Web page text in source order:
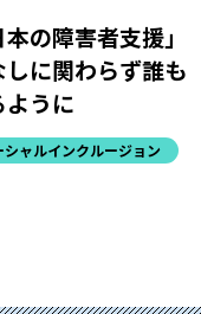
の障害者支援」
に関わらず誰も
うに
シャルインクルージョン